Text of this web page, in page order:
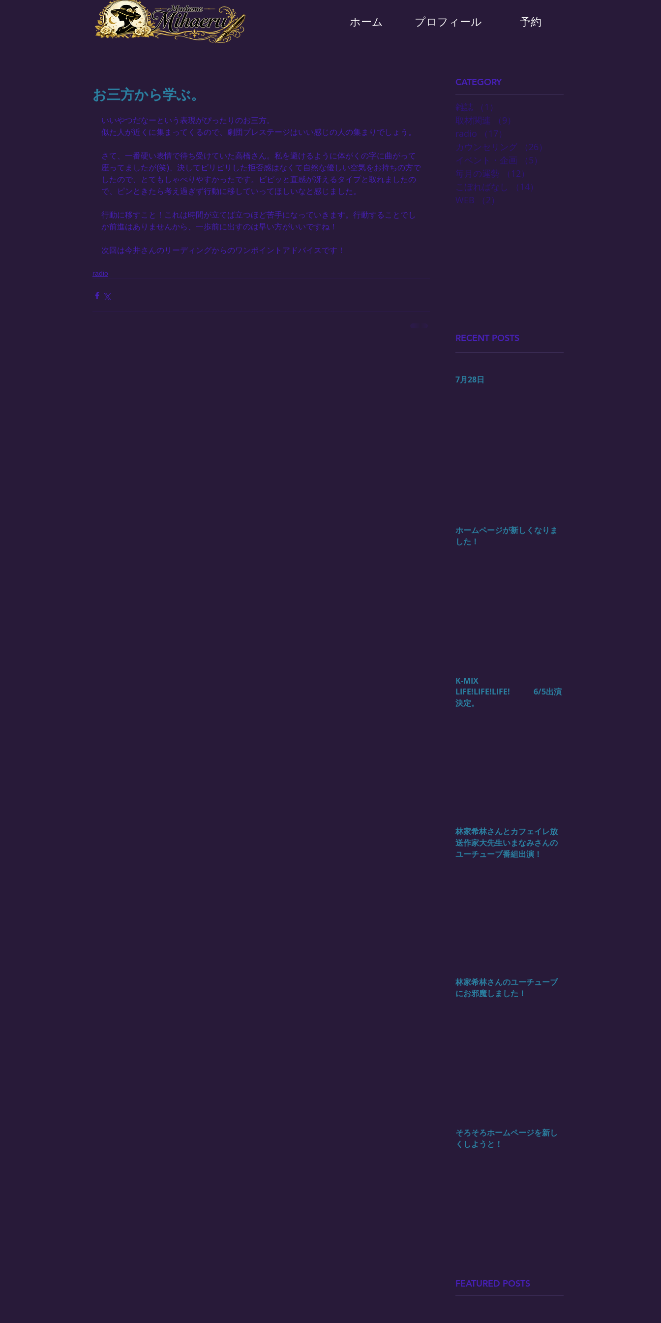
ホーム プロフィール 予約
お三方から学ぶ。
いいやつだなーという表現がぴったりのお三方。
似た人が近くに集まってくるので、劇団プレステージはいい感じの人の集まりでしょう。
さて、一番硬い表情で待ち受けていた高橋さん。私を避けるように体がくの字に曲がって
座ってましたが(笑)、決してピリピリした拒否感はなくて自然な優しい空気をお持ちの方で
したので、とてもしゃべりやすかったです。ピピッと直感が冴えるタイプと取れましたの
で、ピンときたら考え過ぎず行動に移していってほしいなと感じました。
行動に移すこと！これは時間が立てば立つほど苦手になっていきます。行動することでし
か前進はありませんから、一歩前に出すのは早い方がいいですね！
次回は今井さんのリーディングからのワンポイントアドバイスです！
radio
CATEGORY
雑誌 （1）
取材関連
（9）
radio
（17）
カウンセリング
（26）
イベント・企画
（5）
毎月の運勢
（12）
こぼればなし
（14）
WEB
（2）
RECENT POSTS
7月28日
ホームページが新しくなりま
した！
K-MIX
LIFE!LIFE!LIFE! 6/5出演
決定。
林家希林さんとカフェイレ放
送作家大先生いまなみさんの
ユーチューブ番組出演！
林家希林さんのユーチューブ
にお邪魔しました！
そろそろホームページを新し
くしようと！
FEATURED POSTS